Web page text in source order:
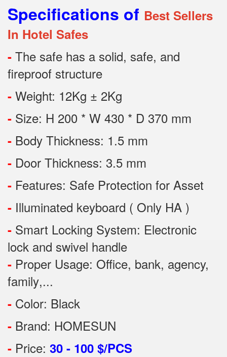
Specifications of Best Sellers
In Hotel Safes
- The safe has a solid, safe, and
fireproof structure
- Weight: 12Kg ± 2Kg
- Size: H 200 * W 430 * D 370 mm
- Body Thickness: 1.5 mm
- Door Thickness: 3.5 mm
- Features: Safe Protection for Asset
- Illuminated keyboard ( Only HA )
- Smart Locking System: Electronic
lock and swivel handle
- Proper Usage: Office, bank, agency,
family,...
- Color: Black
- Brand: HOMESUN
- Price: 30 - 100 $/PCS